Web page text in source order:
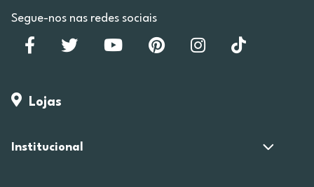
Segue-nos nas redes sociais
Lojas
Institucional